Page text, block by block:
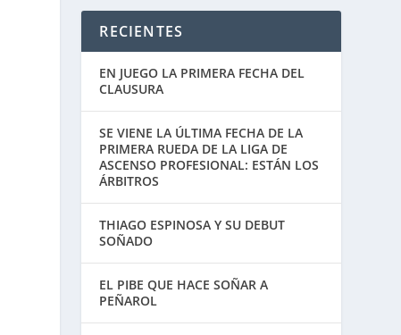
RECIENTES
EN JUEGO LA PRIMERA FECHA DEL
CLAUSURA
SE VIENE LA ÚLTIMA FECHA DE LA
PRIMERA RUEDA DE LA LIGA DE
ASCENSO PROFESIONAL: ESTÁN LOS
ÁRBITROS
THIAGO ESPINOSA Y SU DEBUT
SOÑADO
EL PIBE QUE HACE SOÑAR A
PEÑAROL